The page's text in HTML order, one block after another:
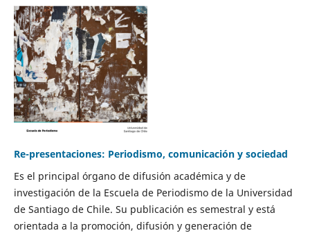
Re-presentaciones: Periodismo, comunicación y sociedad
Es el principal órgano de difusión académica y de
investigación de la Escuela de Periodismo de la Universidad
de Santiago de Chile. Su publicación es semestral y está
orientada a la promoción, difusión y generación de